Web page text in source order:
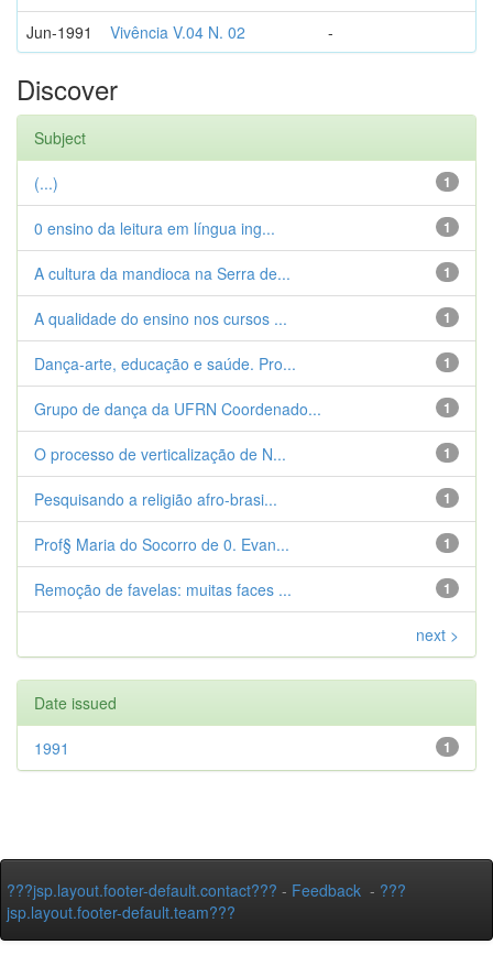
Jun-1991 Vivência V.04 N. 02 -
Discover
Subject
1
(...)
1
0 ensino da leitura em língua ing...
1
A cultura da mandioca na Serra de...
1
A qualidade do ensino nos cursos ...
1
Dança-arte, educação e saúde. Pro...
1
Grupo de dança da UFRN Coordenado...
1
O processo de verticalização de N...
1
Pesquisando a religião afro-brasi...
1
Prof§ Maria do Socorro de 0. Evan...
1
Remoção de favelas: muitas faces ...
next >
Date issued
1
1991
???jsp.layout.footer-default.contact??? - Feedback - ???
jsp.layout.footer-default.team???